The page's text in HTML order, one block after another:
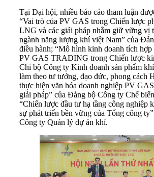
Tại Đại hội, nhiều báo cáo tham luận
“Vai trò của PV GAS trong Chiến lược
LNG và các giải pháp nhằm giữ vững vị
ngành năng lượng khí việt Nam” của
điều hành; “Mô hình kinh doanh tích hợp
PV GAS TRADING trong Chiến lược
Chi bộ Công ty Kinh doanh sản phẩm
làm theo tư tưởng, đạo đức, phong cách
thực hiện văn hóa doanh nghiệp PV
giải pháp” của Đảng bộ Công ty Chế
“Chiến lược đầu tư hạ tầng công nghiệp
sự phát triển bền vững của Tổng công
Công ty Quản lý dự án khí.